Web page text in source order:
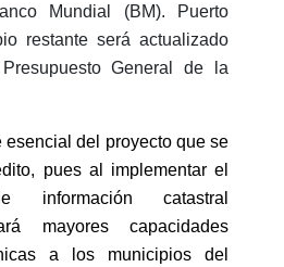
Mundial (BM). Puerto
restante será actualizado
General de la
esencial del proyecto que se
pues al implementar el
información catastral
mayores capacidades
a los municipios del